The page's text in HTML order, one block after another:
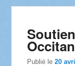
Publié le20